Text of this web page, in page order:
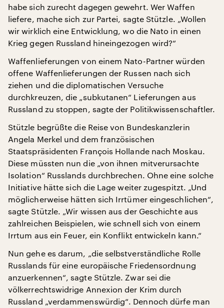
habe sich zurecht dagegen gewehrt. Wer Waffen
liefere, mache sich zur Partei, sagte Stützle. „Wollen
wir wirklich eine Entwicklung, wo die Nato in einen
Krieg gegen Russland hineingezogen wird?“
Waffenlieferungen von einem Nato-Partner würden
offene Waffenlieferungen der Russen nach sich
ziehen und die diplomatischen Versuche
durchkreuzen, die „subkutanen“ Lieferungen aus
Russland zu stoppen, sagte der Politikwissenschaftler.
Stützle begrüßte die Reise von Bundeskanzlerin
Angela Merkel und dem französischen
Staatspräsidenten François Hollande nach Moskau.
Diese müssten nun die „von ihnen mitverursachte
Isolation“ Russlands durchbrechen. Ohne eine solche
Initiative hätte sich die Lage weiter zugespitzt. „Und
möglicherweise hätten sich Irrtümer eingeschlichen“,
sagte Stützle. „Wir wissen aus der Geschichte aus
zahlreichen Beispielen, wie schnell sich von einem
Irrtum aus ein Feuer, ein Konflikt entwickeln kann.“
Nun gehe es darum, „die selbstverständliche Rolle
Russlands für eine europäische Friedensordnung
anzuerkennen“, sagte Stützle. Zwar sei die
völkerrechtswidrige Annexion der Krim durch
Russland „verdammenswürdig“. Dennoch dürfe man